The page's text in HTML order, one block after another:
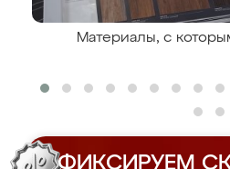
Материалы, с
ФИКСИРУЕМ